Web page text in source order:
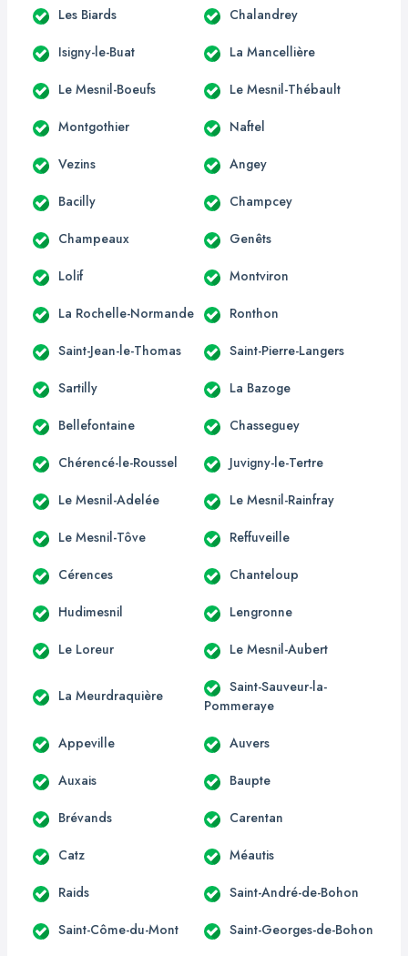
Les Biards Chalandrey
Isigny-le-Buat La Mancellière
Le Mesnil-Boeufs Le Mesnil-Thébault
Montgothier Naftel
Vezins Angey
Bacilly Champcey
Champeaux Genêts
Lolif Montviron
La Rochelle-Normande Ronthon
Saint-Jean-le-Thomas Saint-Pierre-Langers
Sartilly La Bazoge
Bellefontaine Chasseguey
Chérencé-le-Roussel Juvigny-le-Tertre
Le Mesnil-Adelée Le Mesnil-Rainfray
Le Mesnil-Tôve Reffuveille
Cérences Chanteloup
Hudimesnil Lengronne
Le Loreur Le Mesnil-Aubert
La Meurdraquière
Saint-Sauveur-la-
Pommeraye
Appeville Auvers
Auxais Baupte
Brévands Carentan
Catz Méautis
Raids Saint-André-de-Bohon
Saint-Côme-du-Mont Saint-Georges-de-Bohon